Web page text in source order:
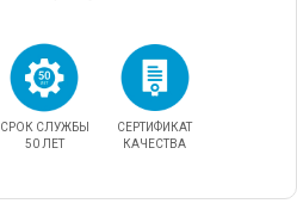
СРОК СЛУЖБЫ
50 ЛЕТ
СЕРТИФИКАТ
КАЧЕСТВА